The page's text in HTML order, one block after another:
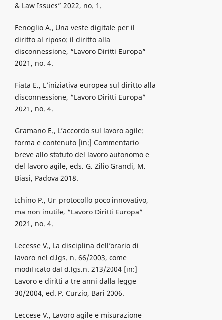
& Law Issues” 2022, no. 1.
Fenoglio A., Una veste digitale per il
diritto al riposo: il diritto alla
disconnessione, “Lavoro Diritti Europa”
2021, no. 4.
Fiata E., L’iniziativa europea sul diritto alla
disconnessione, “Lavoro Diritti Europa”
2021, no. 4.
Gramano E., L’accordo sul lavoro agile:
forma e contenuto [in:] Commentario
breve allo statuto del lavoro autonomo e
del lavoro agile, eds. G. Zilio Grandi, M.
Biasi, Padova 2018.
Ichino P., Un protocollo poco innovativo,
ma non inutile, “Lavoro Diritti Europa”
2021, no. 4.
Lecesse V., La disciplina dell’orario di
lavoro nel d.lgs. n. 66/2003, come
modificato dal d.lgs.n. 213/2004 [in:]
Lavoro e diritti a tre anni dalla legge
30/2004, ed. P. Curzio, Bari 2006.
Leccese V., Lavoro agile e misurazione